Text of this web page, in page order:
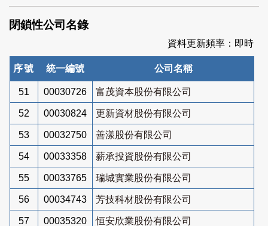
索
閉鎖性公司名錄
資料更新頻率：即時
序號 統一編號 公司名稱
51 00030726 富茂資本股份有限公司
52 00030824 更新資材股份有限公司
53 00032750 善漾股份有限公司
54 00033358 薪承投資股份有限公司
55 00033765 瑞城實業股份有限公司
56 00034743 芳技科材股份有限公司
57 00035320 恒安欣業股份有限公司